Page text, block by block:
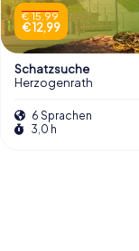
€ 15,99
€ 12,99
Schatzsuche
Herzogenrath
6 Sprachen
3,0 h